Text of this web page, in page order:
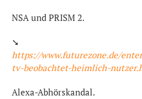
NSA und PRISM 2.
➘
https://www.futurezone.de/
tv-beobachtet-heimlich-
Alexa-Abhörskandal.